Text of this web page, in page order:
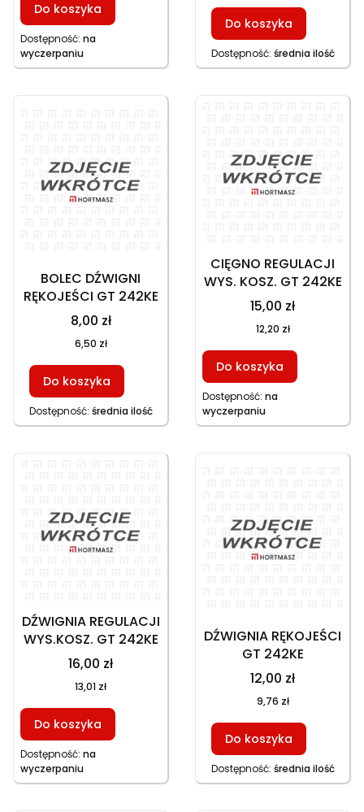
Do koszyka
Dostępność: na
wyczerpaniu
Do koszyka
Dostępność: średnia ilość
BOLEC DŹWIGNI
RĘKOJEŚCI GT 242KE
8,00 zł
6,50 zł
Do koszyka
Dostępność: średnia ilość
CIĘGNO REGULACJI
WYS. KOSZ. GT 242KE
15,00 zł
12,20 zł
Do koszyka
Dostępność: na
wyczerpaniu
DŹWIGNIA REGULACJI
WYS.KOSZ. GT 242KE
16,00 zł
13,01 zł
Do koszyka
Dostępność: na
wyczerpaniu
DŹWIGNIA RĘKOJEŚCI
GT 242KE
12,00 zł
9,76 zł
Do koszyka
Dostępność: średnia ilość